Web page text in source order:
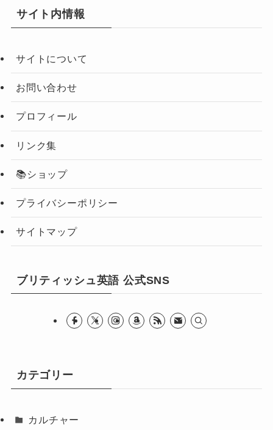
サイト内情報
サイトについて
お問い合わせ
プロフィール
リンク集
📚ショップ
プライバシーポリシー
サイトマップ
ブリティッシュ英語 公式SNS
カテゴリー
カルチャー